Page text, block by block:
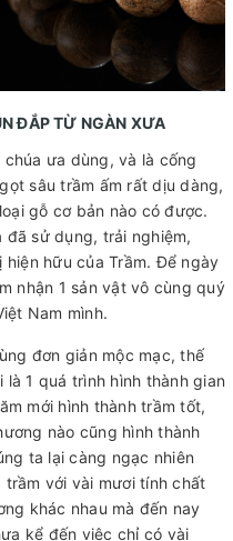
ĐẮP TỪ NGÀN XƯA
ưa dùng, và là cống
sâu trầm ấm rất dịu dàng,
gỗ cơ bản nào có được.
đã sử dụng, trải nghiệm,
hữu của Trầm. Để ngày
nhận 1 sản vật vô cùng quý
Nam mình.
đơn giản mộc mạc, thế
1 quá trình hình thành gian
mới hình thành trầm tốt,
nào cũng hình thành
ta lại càng ngạc nhiên
với vài mươi tính chất
khác nhau mà đến nay
kể đến việc chỉ có vài